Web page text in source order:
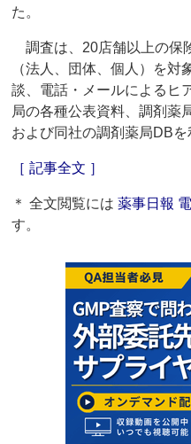
た。
調査は、20店舗以上の保
（法人、団体、個人）を
談、電話・メールによるヒ
局の各種公表資料、調剤薬
および同社の調剤薬局DBを
［ 記事全文 ］
＊ 全文閲覧には薬事日報
す。